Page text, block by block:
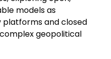
models as
and closed
geopolitical